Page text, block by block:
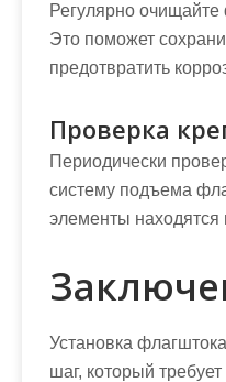
Регулярно очищайте
Это поможет
предотвратить
Проверка
Периодически
систему подъема
элементы находятся
Установка
шаг, который